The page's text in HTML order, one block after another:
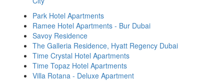
Park Hotel Apartments
Ramee Hotel Apartments - Bur Dubai
Savoy Residence
The Galleria Residence, Hyatt Regency Dubai
Time Crystal Hotel Apartments
Time Topaz Hotel Apartments
Villa Rotana - Deluxe Apartment